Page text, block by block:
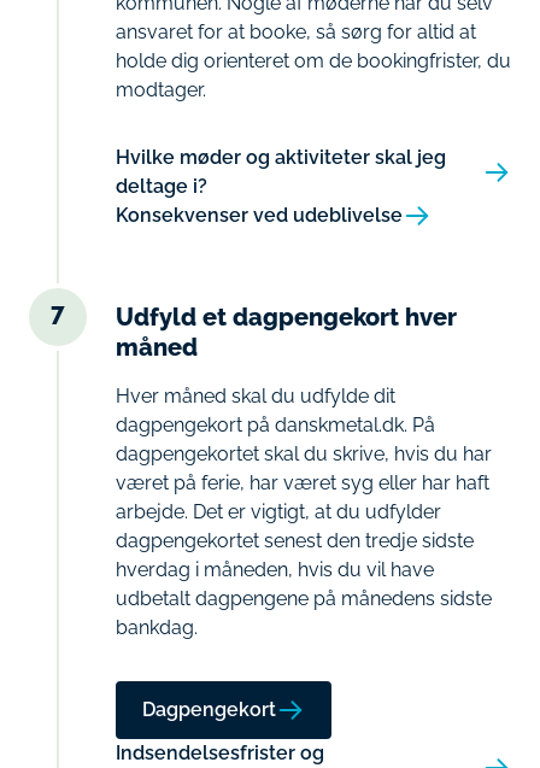
ansvaret for at booke, så sørg for altid at
holde dig orienteret om de bookingfrister, du
modtager.
Hvilke møder og aktiviteter skal jeg
deltage i?
Konsekvenser ved udeblivelse
7
Udfyld et dagpengekort hver
måned
Hver måned skal du udfylde dit
dagpengekort på danskmetal.dk. På
dagpengekortet skal du skrive, hvis du har
været på ferie, har været syg eller har haft
arbejde. Det er vigtigt, at du udfylder
dagpengekortet senest den tredje sidste
hverdag i måneden, hvis du vil have
udbetalt dagpengene på månedens sidste
bankdag.
Dagpengekort
Indsendelsesfrister og